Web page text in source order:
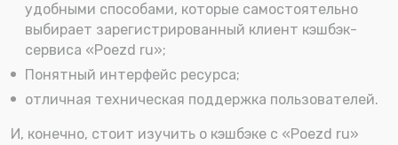
удобными способами, которые самостоятельно
выбирает зарегистрированный клиент кэшбэк-
сервиса «Poezd ru»;
Понятный интерфейс ресурса;
отличная техническая поддержка пользователей.
И, конечно, стоит изучить о кэшбэке с «Poezd ru»